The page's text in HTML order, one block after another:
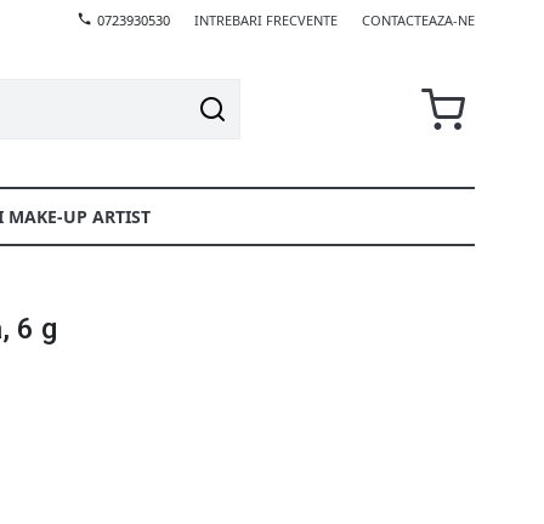
0723930530 INTREBARI FRECVENTE CONTACTEAZA-NE
MAKE-UP ARTIST
6 g